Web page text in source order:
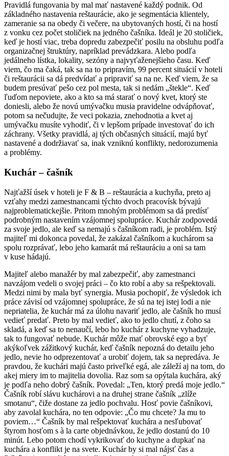
Pravidlá fungovania by mal mať nastavené každý podnik. Od
základného nastavenia reštaurácie, ako je segmentácia klientely,
zameranie sa na obedy či večere, na ubytovaných hostí, či na hostí
z vonku cez počet stoličiek na jedného čašníka. Ideál je 20 stoličiek,
keď je hostí viac, treba dopredu zabezpečiť posilu na obsluhu podľa
organizačnej štruktúry, napríklad prevádzkara. Alebo podľa
jedálneho lístka, lokality, sezóny a najvyťaženejšieho času. Keď
viem, čo ma čaká, tak sa na to pripravím, 99 percent situácií v hoteli
či reštaurácii sa dá predvídať a pripraviť sa na ne. Keď viem, že sa
budem presúvať pešo cez pol mesta, tak si nedám „štekle“. Keď
ľuďom nepoviete, ako a kto sa má starať o nový kvet, ktorý ste
doniesli, alebo že novú umývačku musia pravidelne odvápňovať,
potom sa nečudujte, že veci pokazia, znehodnotia a kvet aj
umývačku musíte vyhodiť, či v lepšom prípade investovať do ich
záchrany. Všetky pravidlá, aj tých občasných situácií, majú byť
nastavené a dodržiavať sa, inak vzniknú konflikty, nedorozumenia
a problémy.
Kuchár – čašník
Najťažší úsek v hoteli je F & B – reštaurácia a kuchyňa, preto aj
vzťahy medzi zamestnancami týchto dvoch pracovísk bývajú
najproblematickejšie. Pritom mnohým problémom sa dá predísť
podrobným nastavením vzájomnej spolupráce. Kuchár zodpovedá
za svoje jedlo, ale keď sa nemajú s čašníkom radi, je problém. Istý
majiteľ mi dokonca povedal, že zakázal čašníkom a kuchárom sa
spolu rozprávať, lebo jeho kamarát má reštauráciu a oni sa tam
v kuse hádajú.
Majiteľ alebo manažér by mal zabezpečiť, aby zamestnanci
navzájom vedeli o svojej práci – čo kto robí a aby sa rešpektovali.
Medzi nimi by mala byť synergia. Musia pochopiť, že výsledok ich
práce závisí od vzájomnej spolupráce, že sú na tej istej lodi a nie
nepriatelia, že kuchár má za úlohu navariť jedlo, ale čašník ho musí
vedieť predať. Preto by mal vedieť, ako to jedlo chutí, z čoho sa
skladá, a keď sa to nenaučí, lebo ho kuchár z kuchyne vyhadzuje,
tak to fungovať nebude. Kuchár môže mať obrovské ego a byť
akýkoľvek zážitkový kuchár, keď čašník nepozná do detailu jeho
jedlo, nevie ho odprezentovať a urobiť dojem, tak sa nepredáva. Je
pravdou, že kuchári majú často priveľké egá, ale záleží aj na tom, do
akej miery im to majitelia dovolia. Raz som sa opýtala kuchára, aký
je podľa neho dobrý čašník. Povedal: „Ten, ktorý predá moje jedlo.“
Čašník robí slávu kuchárovi a na druhej strane čašník „zlíže
smotanu“, čiže dostane za jedlo pochvalu. Hosť povie čašníkovi,
aby zavolal kuchára, no ten odpovie: „Čo mu chcete? Ja mu to
poviem…“ Čašník by mal rešpektovať kuchára a nesľubovať
štyrom hosťom s à la carte objednávkou, že jedlo dostanú do 10
minút. Lebo potom chodí vykrikovať do kuchyne a dupkať na
kuchára a konflikt je na svete. Kuchár by si mal nájsť čas a